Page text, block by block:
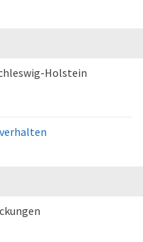
Holstein